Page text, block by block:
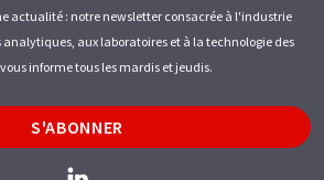
actualité : notre newsletter consacrée à l'industrie
aux laboratoires et à la technologie des
informe tous les mardis et jeudis.
S'ABONNER